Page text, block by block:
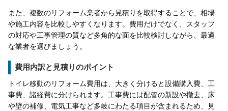
また、複数のリフォーム業者から見積りを取得することで、相場
や施工内容を比較しやすくなります。費用だけでなく、スタッフ
の対応や工事管理の質など多角的な面を比較検討しながら、最適
な業者を選びましょう。
費用内訳と見積りのポイント
トイレ移動のリフォーム費用は、大きく分けると設備購入費、工
事費、諸経費に分けられます。工事費には配管の新設や撤去、床
や壁の補修、電気工事など多岐にわたる項目が含まれるため、見